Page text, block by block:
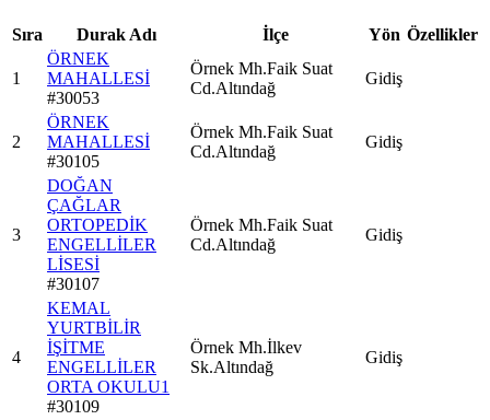
Sıra Durak Adı İlçe Yön Özellikler
1
ÖRNEK
MAHALLESİ
#30053
Örnek Mh.Faik Suat
Cd.Altındağ
Gidiş
2
ÖRNEK
MAHALLESİ
#30105
Örnek Mh.Faik Suat
Cd.Altındağ
Gidiş
3
DOĞAN
ÇAĞLAR
ORTOPEDİK
ENGELLİLER
LİSESİ
#30107
Örnek Mh.Faik Suat
Cd.Altındağ
Gidiş
4
KEMAL
YURTBİLİR
İŞİTME
ENGELLİLER
ORTA OKULU1
#30109
Örnek Mh.İlkev
Sk.Altındağ
Gidiş